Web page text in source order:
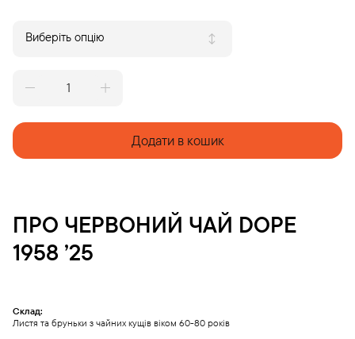
Виберіть опцію
quantity
Додати в кошик
ПРО ЧЕРВОНИЙ ЧАЙ DOPE
1958 ’25
Склад:
Листя та бруньки з чайних кущів віком 60-80 років